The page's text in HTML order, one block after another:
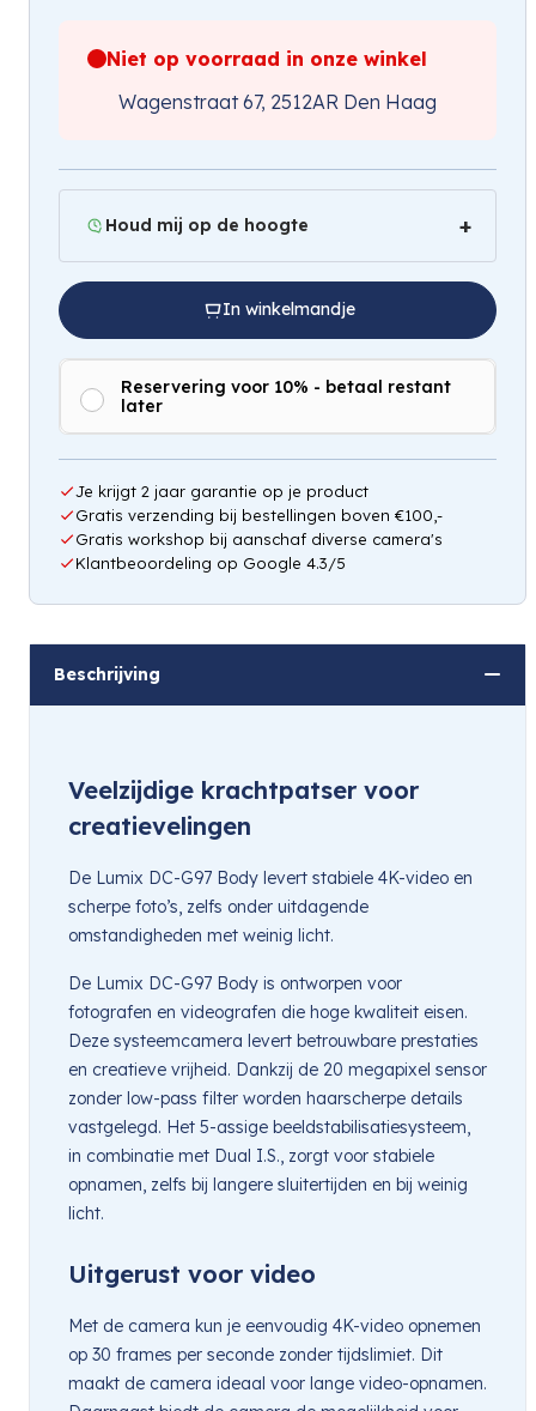
Niet op voorraad in onze winkel
Wagenstraat 67, 2512AR Den Haag
Houd mij op de hoogte
Hou mij op de hoogte
In winkelmandje
Reservering voor 10% - betaal restant
later
Je krijgt 2 jaar garantie op je product
Gratis verzending bij bestellingen boven €100,-
Gratis workshop bij aanschaf diverse camera's
Klantbeoordeling op Google 4.3/5
Beschrijving
Veelzijdige krachtpatser voor
creatievelingen
De Lumix DC-G97 Body levert stabiele 4K-video en
scherpe foto’s, zelfs onder uitdagende
omstandigheden met weinig licht.
De Lumix DC-G97 Body is ontworpen voor
fotografen en videografen die hoge kwaliteit eisen.
Deze systeemcamera levert betrouwbare prestaties
en creatieve vrijheid. Dankzij de 20 megapixel sensor
zonder low-pass filter worden haarscherpe details
vastgelegd. Het 5-assige beeldstabilisatiesysteem,
in combinatie met Dual I.S., zorgt voor stabiele
opnamen, zelfs bij langere sluitertijden en bij weinig
licht.
Uitgerust voor video
Met de camera kun je eenvoudig 4K-video opnemen
op 30 frames per seconde zonder tijdslimiet. Dit
maakt de camera ideaal voor lange video-opnamen.